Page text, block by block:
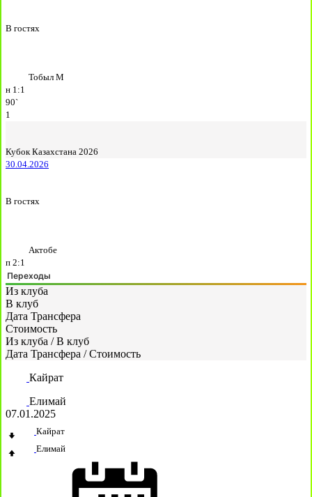
В гостях
Тобыл М
н 1:1
90`
1
Кубок Казахстана 2026
30.04.2026
В гостях
Актобе
п 2:1
Переходы
Из клуба
В клуб
Дата Трансфера
Стоимость
Из клуба / В клуб
Дата Трансфера / Стоимость
Кайрат
Елимай
07.01.2025
Кайрат
Елимай